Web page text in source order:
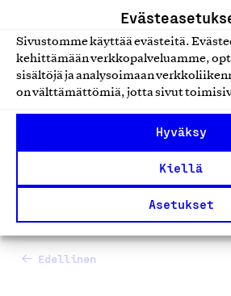
Sivustomme käyttää evästeitä.
kehittämään verkkopalveluamme,
sisältöjä ja analysoimaan
on välttämättömiä, jotta sivut
Hyväksy
Kiellä
Asetukset
Kiilax-tarkastusluukut
peitelevyt
Kiilax Oy, Tuote
Edellinen
12…11